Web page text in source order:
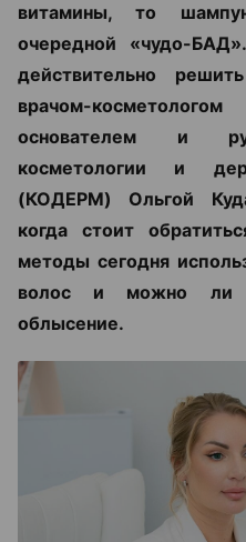
витамины, то
очередной «чудо-
действительно
врачом-
основателем и
косметологии и
(КОДЕРМ) Ольгой
когда стоит
методы сегодня
волос и можно ли
облысение.